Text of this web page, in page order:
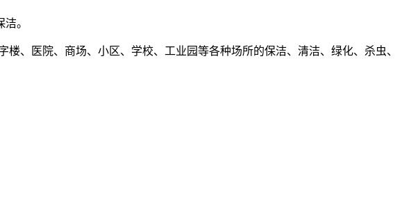
。
、医院、商场、小区、学校、工业园等各种场所的保洁、清洁、绿化、杀虫、